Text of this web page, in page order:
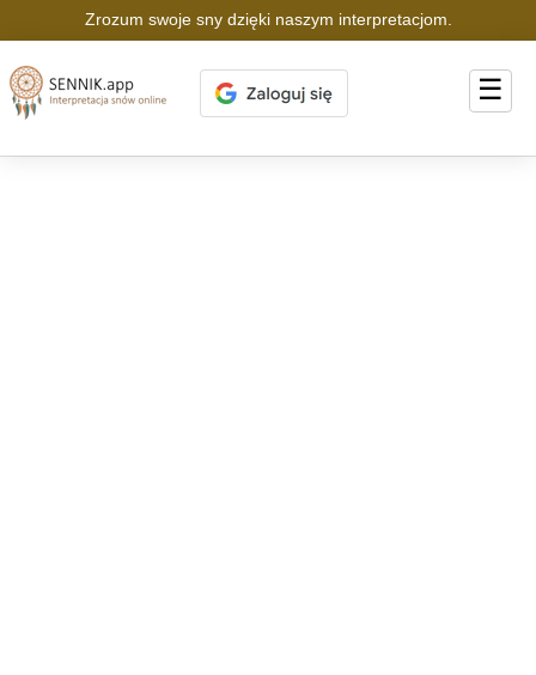
Zrozum swoje sny dzięki naszym interpretacjom.
☰